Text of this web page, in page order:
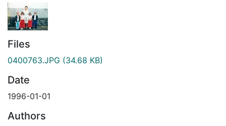
Files
0400763.JPG (34.68 KB)
Date
1996-01-01
Authors